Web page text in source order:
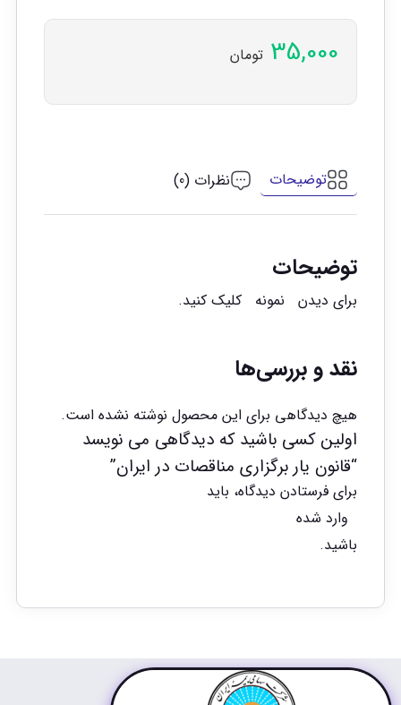
35,000 تومان
توضیحات نظرات (0)
توضیحات
برای دیدن نمونه کلیک کنید.
نقد و بررسی‌ها
هیچ دیدگاهی برای این محصول نوشته نشده است.
اولین کسی باشید که دیدگاهی می نویسد
“قانون یار برگزاری مناقصات در ایران”
برای فرستادن دیدگاه، باید
وارد شده
باشید.